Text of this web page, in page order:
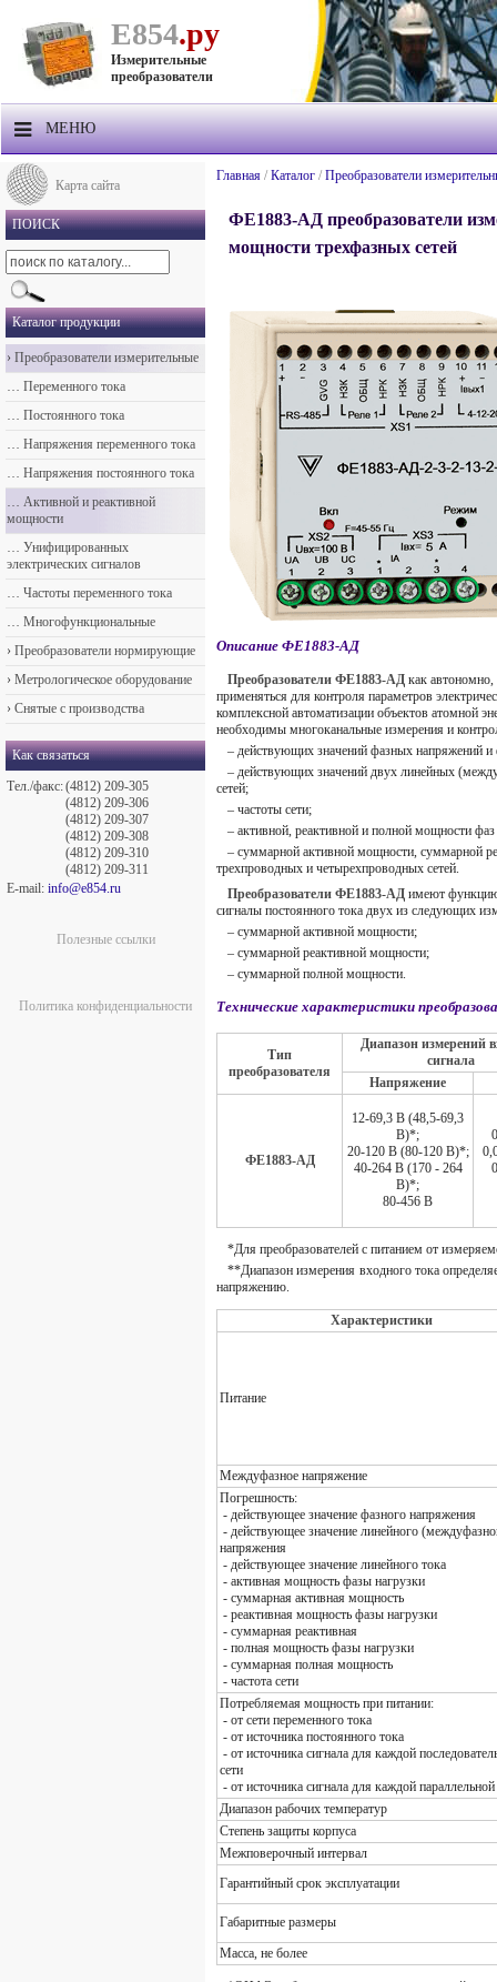
Е854.ру
Измерительные
преобразователи
МЕНЮ
О компании
Продукция
Прайс-лист
Контакты
Главная / Каталог / Преобразователи
ФЕ1883-АД преобразователи
мощности трехфазных сетей
Описание ФЕ1883-АД
Преобразователи ФЕ1883-АД как
применяться для контроля параметров
комплексной автоматизации объектов атомной
необходимы многоканальные измерения и
– действующих значений фазных напряжений
– действующих значений двух линейных
сетей;
– частоты сети;
– активной, реактивной и полной мощности
– суммарной активной мощности, суммарной
трехпроводных и четырехпроводных сетей.
Преобразователи ФЕ1883-АД имеют
сигналы постоянного тока двух из следующих
– суммарной активной мощности;
– суммарной реактивной мощности;
– суммарной полной мощности.
Технические характеристики
Тип
преобразователя
Диапазон измерений
сигнала
Напряжение
ФЕ1883-АД
12-69,3 В (48,5-69,3
В)*;
20-120 В (80-120 В)*;
40-264 В (170 - 264
В)*;
80-456 В
*Для преобразователей с питанием от
**Диапазон измерения входного тока
напряжению.
Характеристики
Питание
Междуфазное напряжение
Погрешность:
- действующее значение фазного напряжения
- действующее значение линейного
напряжения
- действующее значение линейного тока
- активная мощность фазы нагрузки
- суммарная активная мощность
- реактивная мощность фазы нагрузки
- суммарная реактивная
- полная мощность фазы нагрузки
- суммарная полная мощность
- частота сети
Потребляемая мощность при питании:
- от сети переменного тока
- от источника постоянного тока
- от источника сигнала для каждой
сети
- от источника сигнала для каждой параллельной
Диапазон рабочих температур
Степень защиты корпуса
Межповерочный интервал
Гарантийный срок эксплуатации
Габаритные размеры
Масса, не более
Карта сайта
ПОИСК
Каталог продукции
› Преобразователи измерительные
… Переменного тока
… Постоянного тока
… Напряжения переменного тока
… Напряжения постоянного тока
… Активной и реактивной
мощности
… Унифицированных
электрических сигналов
… Частоты переменного тока
… Многофункциональные
› Преобразователи нормирующие
› Метрологическое оборудование
› Снятые с производства
Как связаться
Тел./факс:(4812) 209-305
(4812) 209-306
(4812) 209-307
(4812) 209-308
(4812) 209-310
(4812) 209-311
E-mail: info@e854.ru
Полезные ссылки
Политика конфиденциальности